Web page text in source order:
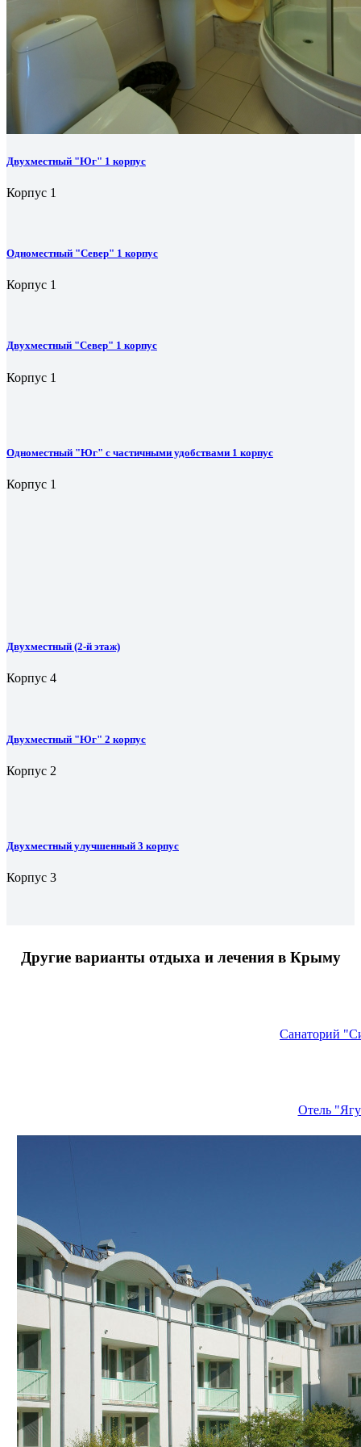
Двухместный "Юг" 1 корпус
Корпус 1
Одноместный "Север" 1 корпус
Корпус 1
Двухместный "Север" 1 корпус
Корпус 1
Одноместный "Юг" с частичными удобствами 1 корпус
Корпус 1
Двухместный (2-й этаж)
Корпус 4
Двухместный "Юг" 2 корпус
Корпус 2
Двухместный улучшенный 3 корпус
Корпус 3
Другие варианты отдыха и лечения в Крыму
Санаторий
Отель